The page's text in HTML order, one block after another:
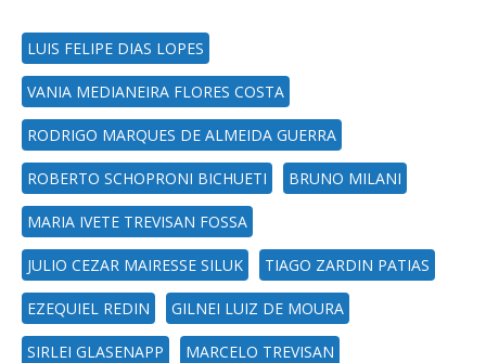
LUIS FELIPE DIAS LOPES
VANIA MEDIANEIRA FLORES COSTA
RODRIGO MARQUES DE ALMEIDA GUERRA
ROBERTO SCHOPRONI BICHUETI BRUNO MILANI
MARIA IVETE TREVISAN FOSSA
JULIO CEZAR MAIRESSE SILUK TIAGO ZARDIN PATIAS
EZEQUIEL REDIN GILNEI LUIZ DE MOURA
SIRLEI GLASENAPP MARCELO TREVISAN